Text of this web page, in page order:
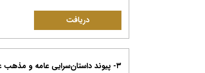
دریافت
۳- پیوند داستان‌سرایی عامه و مذهب عامیانه‌؛ بررسی نقش بی‌بی ستی در ابومسلم‌نامه